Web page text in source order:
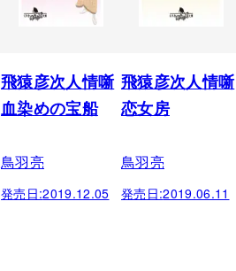
飛猿彦次人情噺
血染めの宝船
鳥羽亮
発売日:2019.12.05
飛猿彦次人情噺
恋女房
鳥羽亮
発売日:2019.06.11